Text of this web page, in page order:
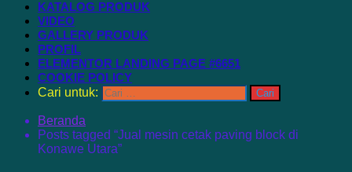
KATALOG PRODUK
VIDEO
GALLERY PRODUK
PROFIL
ELEMENTOR LANDING PAGE #6651
COOKIE POLICY
Cari untuk:
Beranda
Posts tagged “Jual mesin cetak paving block di
Konawe Utara”